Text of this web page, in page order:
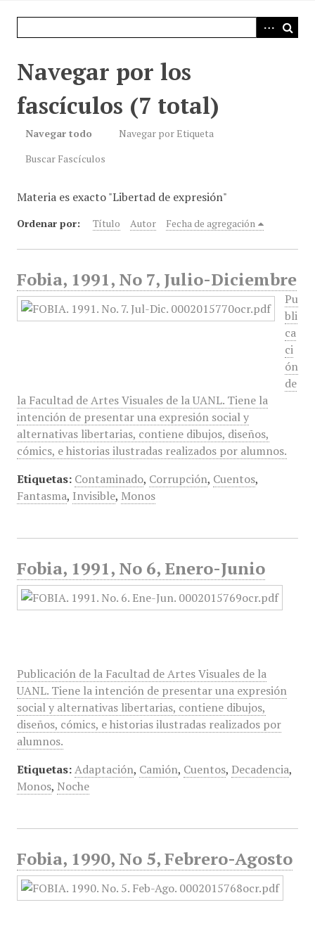
Navegar por los
fascículos (7 total)
Navegar todo
Navegar por Etiqueta
Buscar Fascículos
Materia es exacto "Libertad de expresión"
Ordenar por: Título Autor Fecha de agregación
Fobia, 1991, No 7, Julio-Diciembre
Pu
bli
ca
ci
ón
de
la Facultad de Artes Visuales de la UANL. Tiene la
intención de presentar una expresión social y
alternativas libertarias, contiene dibujos, diseños,
cómics, e historias ilustradas realizados por alumnos.
Etiquetas: Contaminado, Corrupción, Cuentos,
Fantasma, Invisible, Monos
Fobia, 1991, No 6, Enero-Junio
Publicación de la Facultad de Artes Visuales de la
UANL. Tiene la intención de presentar una expresión
social y alternativas libertarias, contiene dibujos,
diseños, cómics, e historias ilustradas realizados por
alumnos.
Etiquetas: Adaptación, Camión, Cuentos, Decadencia,
Monos, Noche
Fobia, 1990, No 5, Febrero-Agosto